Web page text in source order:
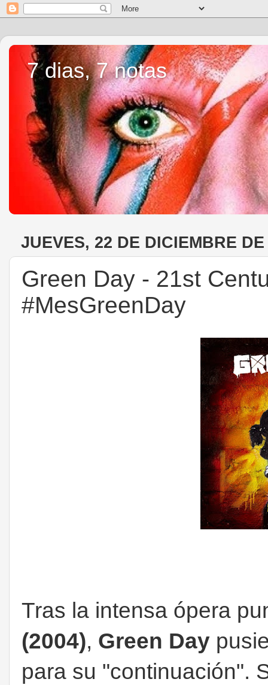
7 dias, 7 notas
JUEVES, 22 DE DICIEMBRE DE
Green Day - 21st
#MesGreenDay
Tras la intensa ópera
(2004), Green Day
para su "continuación".